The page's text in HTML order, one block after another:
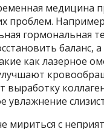
медицина
проблем.
гормональная
баланс,
как лазерное
выработку
увлажнение
мириться с